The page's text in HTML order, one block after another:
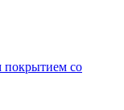
покрытием cо